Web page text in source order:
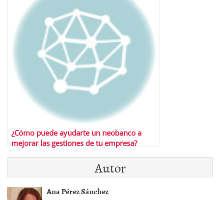
¿Cómo puede ayudarte un neobanco a
mejorar las gestiones de tu empresa?
Autor
Ana Pérez Sánchez